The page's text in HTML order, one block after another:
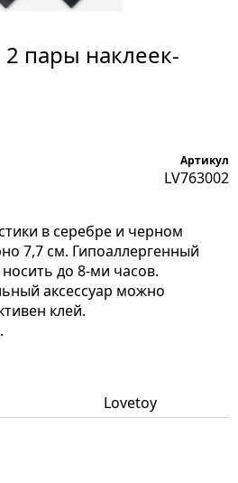
пары наклеек-
Артикул
LV763002
в серебре и черном
7,7 см. Гипоаллергенный
до 8-ми часов.
аксессуар можно
клей.
Lovetoy